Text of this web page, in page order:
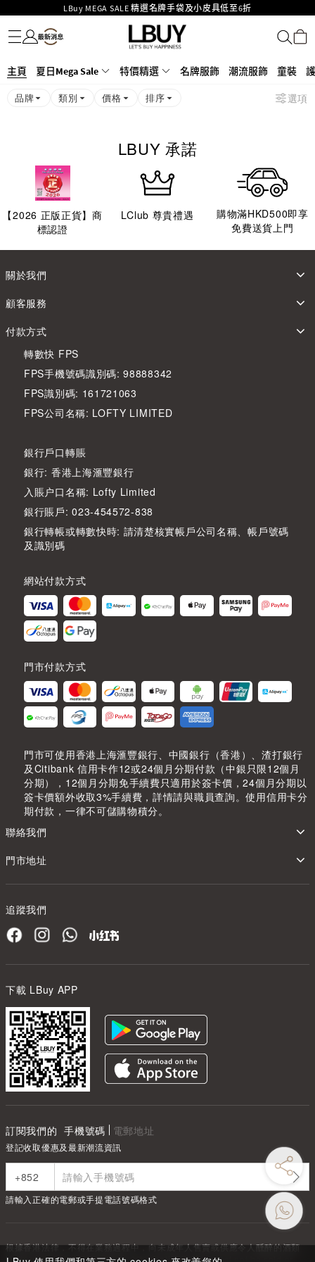
LBuy MEGA SALE 精選名牌手袋及小皮具低至6折
Goyard Hobo / Hobo Mini人氣限量特別版限時原價低至75折!
LBuy呈獻 - Hermès 及 Chanel 手袋及首飾原價低至6折，立即入手!
426號舖！
MOKO 1樓175號鋪旗艦店特設名牌Hermès、CHANEL及LV專區！
購物滿HKD500即享免運費！
名牌服飾
潮流服飾
童裝
護膚美妝
香水香薰
個人護理
母嬰護理
遊戲及精品玩具
文儀用品
家居生活
電子產品
美食
醫藥保健
運動與戶外用品
主頁 夏日Mega Sale 特價精選 名牌服飾 潮流服飾 童裝
品牌 類別 價格 排序 選項
LBUY 承諾
【2026 正版正貨】商
標認證
LClub 尊貴禮遇
購物滿HKD500即享
免費送貨上門
關於我們
顧客服務
付款方式
轉數快 FPS
FPS手機號碼識別碼: 98888342
FPS識別碼: 161721063
FPS公司名稱: LOFTY LIMITED
銀行戶口轉賬
銀行: 香港上海滙豐銀行
入賬户口名稱: Lofty Limited
銀行賬戶: 023-454572-838
銀行轉帳或轉數快時: 請清楚核實帳戶公司名稱、帳戶號碼
及識別碼
網站付款方式
門市付款方式
門市可使用香港上海滙豐銀行、中國銀行（香港）、渣打銀行
及Citibank 信用卡作12或24個月分期付款（中銀只限12個月
分期），12個月分期免手續費只適用於簽卡價，24個月分期以
簽卡價額外收取3%手續費，詳情請與職員查詢。使用信用卡分
期付款，一律不可儲購物積分。
聯絡我們
門市地址
追蹤我們
下載 LBuy APP
訂閱我們的 手機號碼 電郵地址
登記收取優惠及最新潮流資訊
請輸入正確的電郵或手提電話號碼格式
根據香港法律，不得在業務過程中，向未成年人售賣或供應令人醺醉的酒類
Under the law of Hong Kong, intoxicating liquor must not be sold or